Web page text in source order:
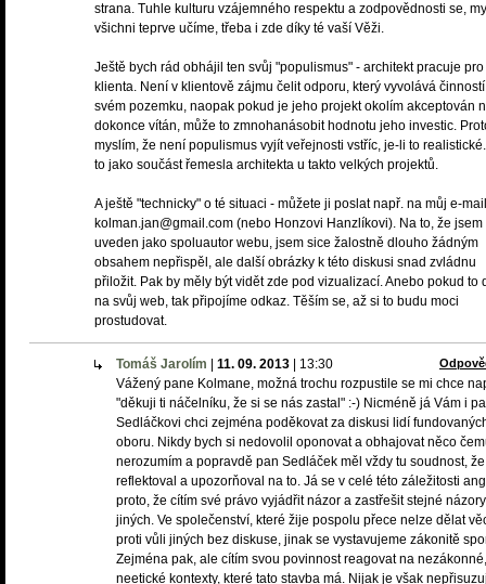
strana. Tuhle kulturu vzájemného respektu a zodpovědnosti se,
všichni teprve učíme, třeba i zde díky té vaší Věži.
Ještě bych rád obhájil ten svůj "populismus" - architekt pracuje pro
klienta. Není v klientově zájmu čelit odporu, který vyvolává
svém pozemku, naopak pokud je jeho projekt okolím akceptován
dokonce vítán, může to zmnohanásobit hodnotu jeho investic.
myslím, že není populismus vyjít veřejnosti vstříc, je-li to
to jako součást řemesla architekta u takto velkých projektů.
A ještě "technicky" o té situaci - můžete ji poslat např. na můj e-
kolman.jan@gmail.com (nebo Honzovi Hanzlíkovi). Na to, že jsem
uveden jako spoluautor webu, jsem sice žalostně dlouho žádným
obsahem nepřispěl, ale další obrázky k této diskusi snad zvládnu
přiložit. Pak by měly být vidět zde pod vizualizací. Anebo pokud to
na svůj web, tak připojíme odkaz. Těším se, až si to budu moci
prostudovat.
Tomáš Jarolím 11. 09. 2013 13:30
Vážený pane Kolmane, možná trochu rozpustile se mi chce
"děkuji ti náčelníku, že si se nás zastal" :-) Nicméně já Vám i
Sedláčkovi chci zejména poděkovat za diskusi lidí
oboru. Nikdy bych si nedovolil oponovat a obhajovat něco
nerozumím a popravdě pan Sedláček měl vždy tu soudnost,
reflektoval a upozorňoval na to. Já se v celé této záležitosti
proto, že cítím své právo vyjádřit názor a zastřešit stejné názory
jiných. Ve společenství, které žije pospolu přece nelze dělat
proti vůli jiných bez diskuse, jinak se vystavujeme zákonitě
Zejména pak, ale cítím svou povinnost reagovat na
neetické kontexty, které tato stavba má. Nijak je však